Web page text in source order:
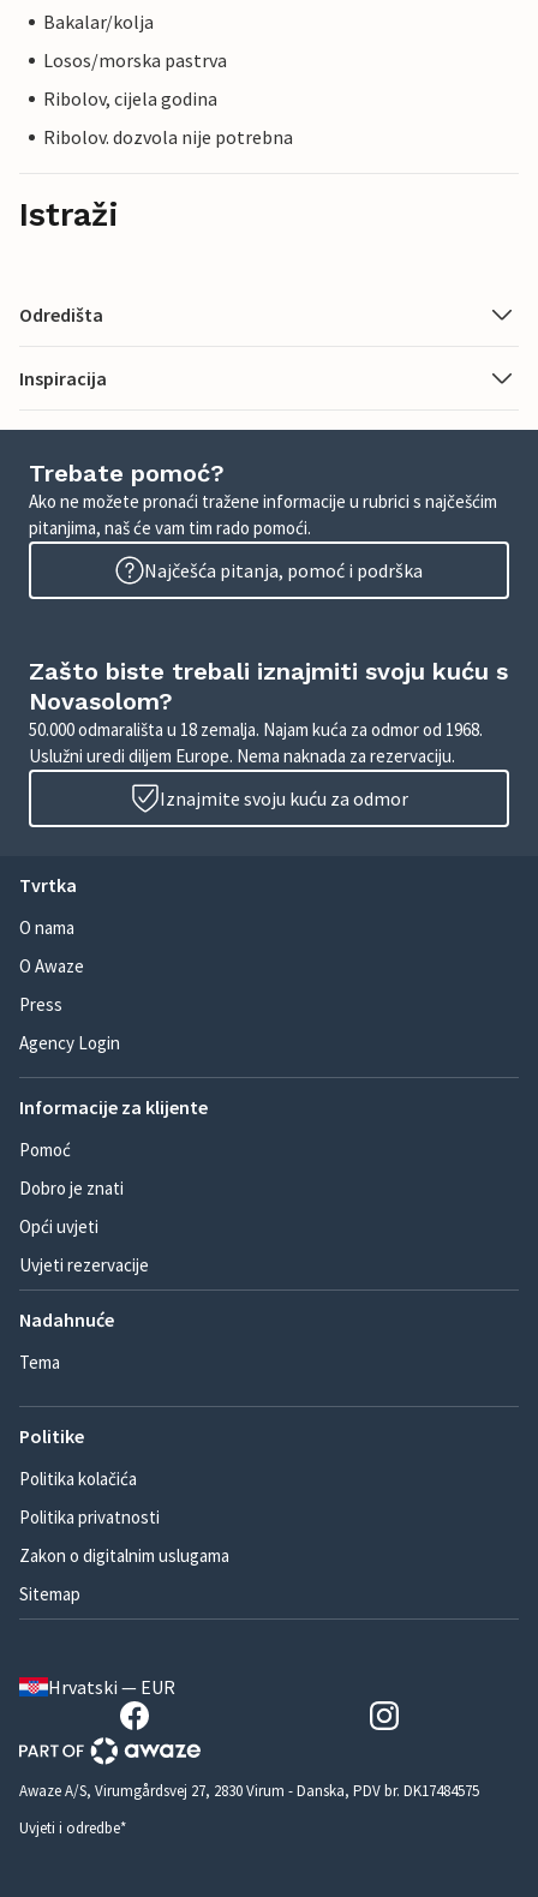
Bakalar/kolja
Losos/morska pastrva
Ribolov, cijela godina
Ribolov. dozvola nije potrebna
Istraži
Odredišta
Inspiracija
Trebate pomoć?
Ako ne možete pronaći tražene informacije u rubrici s najčešćim
pitanjima, naš će vam tim rado pomoći.
Najčešća pitanja, pomoć i podrška
Zašto biste trebali iznajmiti svoju kuću s
Novasolom?
50.000 odmarališta u 18 zemalja. Najam kuća za odmor od 1968.
Uslužni uredi diljem Europe. Nema naknada za rezervaciju.
Iznajmite svoju kuću za odmor
Tvrtka
O nama
O Awaze
Press
Agency Login
Informacije za klijente
Pomoć
Dobro je znati
Opći uvjeti
Uvjeti rezervacije
Nadahnuće
Tema
Politike
Politika kolačića
Politika privatnosti
Zakon o digitalnim uslugama
Sitemap
Hrvatski — EUR
Awaze A/S, Virumgårdsvej 27, 2830 Virum - Danska, PDV br. DK17484575
Uvjeti i odredbe*